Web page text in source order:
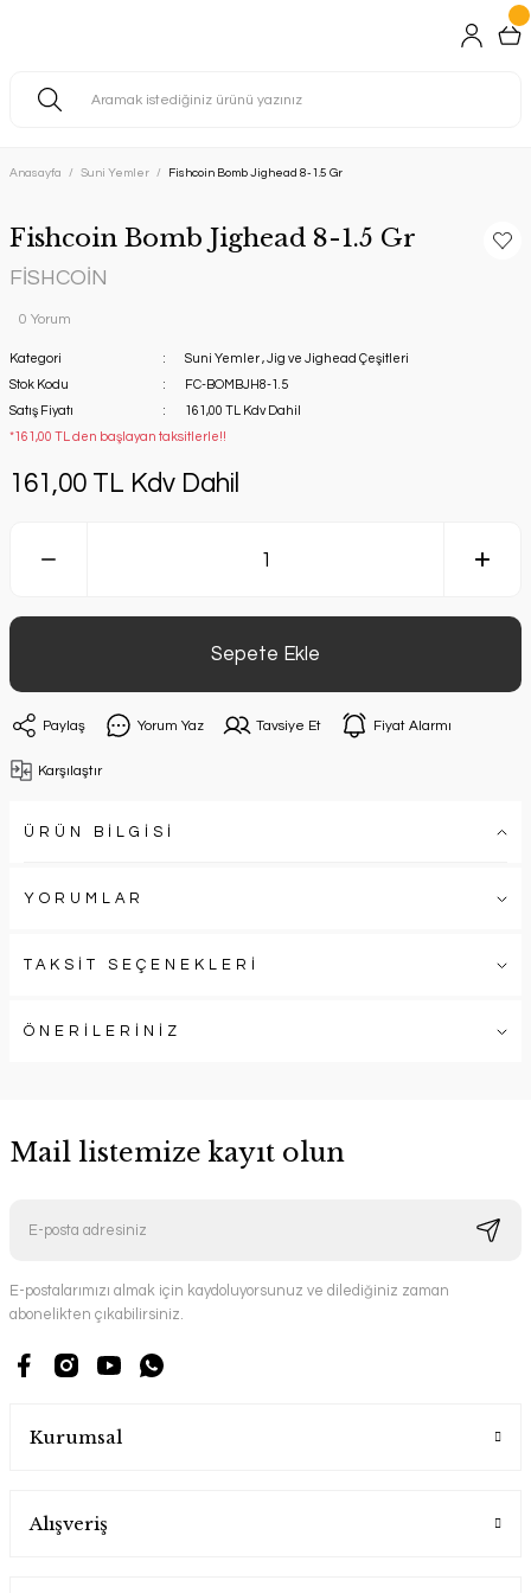
Anasayfa Suni Yemler Fishcoin Bomb Jighead 8-1.5 Gr
Fishcoin Bomb Jighead 8-1.5 Gr
FİSHCOİN
0 Yorum
Kategori Suni Yemler ,Jig ve Jighead Çeşitleri
Stok Kodu
FC-BOMBJH8-1.5
Satış Fiyatı
161,00 TL Kdv Dahil
*161,00 TL den başlayan taksitlerle!!
161,00 TL Kdv Dahil
Sepete Ekle
Paylaş Yorum Yaz Tavsiye Et Fiyat Alarmı
Karşılaştır
ÜRÜN BİLGİSİ
YORUMLAR
TAKSİT SEÇENEKLERİ
ÖNERİLERİNİZ
Mail listemize kayıt olun
E-postalarımızı almak için kaydoluyorsunuz ve dilediğiniz zaman
abonelikten çıkabilirsiniz.
Kurumsal
Alışveriş